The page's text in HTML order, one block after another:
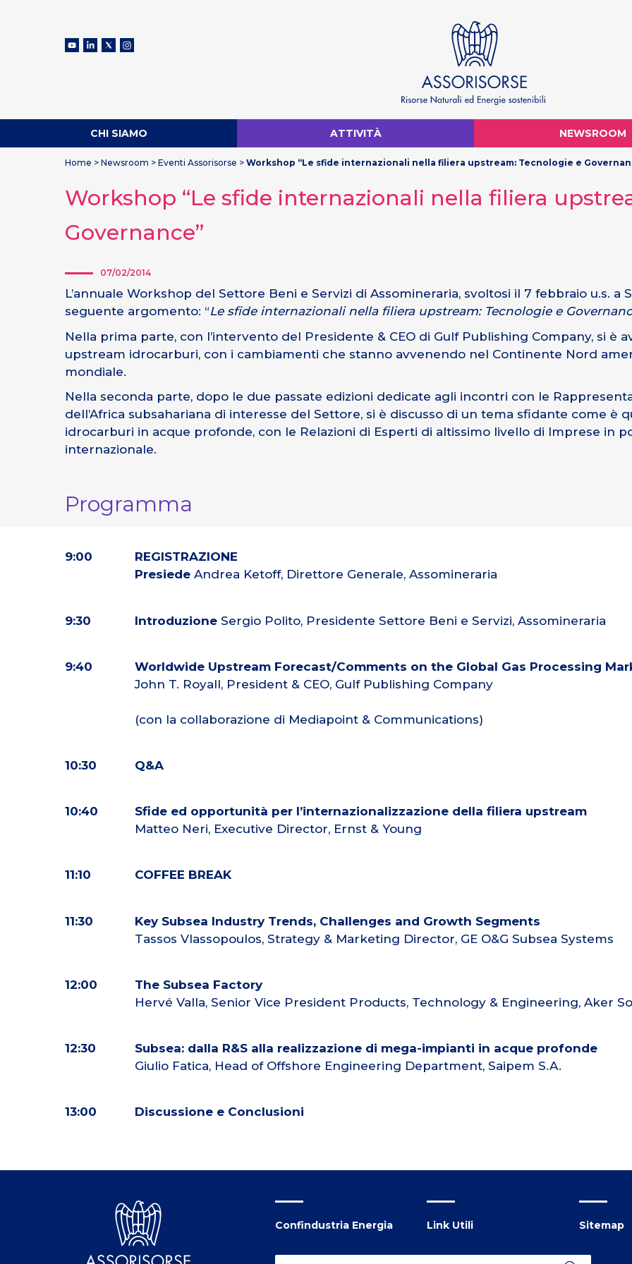
CHI SIAMO ATTIVITÀ NEWSROOM
Home > Newsroom > Eventi Assorisorse > Workshop “Le sfide internazionali nella filiera upstream: Tecnologie e
Workshop “Le sfide internazionali nella filiera
Governance”
07/02/2014
L’annuale Workshop del Settore Beni e Servizi di Assomineraria, svoltosi il 7 febbraio u.s. a
seguente argomento: “Le sfide internazionali nella filiera upstream: Tecnologie e
Nella prima parte, con l’intervento del Presidente & CEO di Gulf Publishing Company, si è
upstream idrocarburi, con i cambiamenti che stanno avvenendo nel Continente Nord
mondiale.
Nella seconda parte, dopo le due passate edizioni dedicate agli incontri con le
dell’Africa subsahariana di interesse del Settore, si è discusso di un tema sfidante come è
idrocarburi in acque profonde, con le Relazioni di Esperti di altissimo livello di Imprese in
internazionale.
Programma
9:00
REGISTRAZIONE
Presiede Andrea Ketoff, Direttore Generale, Assomineraria
9:30 Introduzione Sergio Polito, Presidente Settore Beni e Servizi, Assomineraria
9:40
Worldwide Upstream Forecast/Comments on the Global Gas Processing
John T. Royall, President & CEO, Gulf Publishing Company
(con la collaborazione di Mediapoint & Communications)
10:30 Q&A
10:40
Sfide ed opportunità per l’internazionalizzazione della filiera upstream
Matteo Neri, Executive Director, Ernst & Young
11:10 COFFEE BREAK
11:30
Key Subsea Industry Trends, Challenges and Growth Segments
Tassos Vlassopoulos, Strategy & Marketing Director, GE O&G Subsea Systems
12:00
The Subsea Factory
Hervé Valla, Senior Vice President Products, Technology & Engineering, Aker
12:30
Subsea: dalla R&S alla realizzazione di mega-impianti in acque profonde
Giulio Fatica, Head of Offshore Engineering Department, Saipem S.A.
13:00 Discussione e Conclusioni
Confindustria Energia Link Utili Sitemap